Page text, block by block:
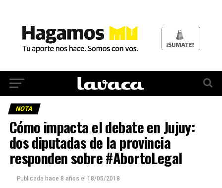
NOTA
Cómo impacta el debate en Jujuy:
dos diputadas de la provincia
responden sobre #AbortoLegal
Publicada hace 8 años el 18/05/2018